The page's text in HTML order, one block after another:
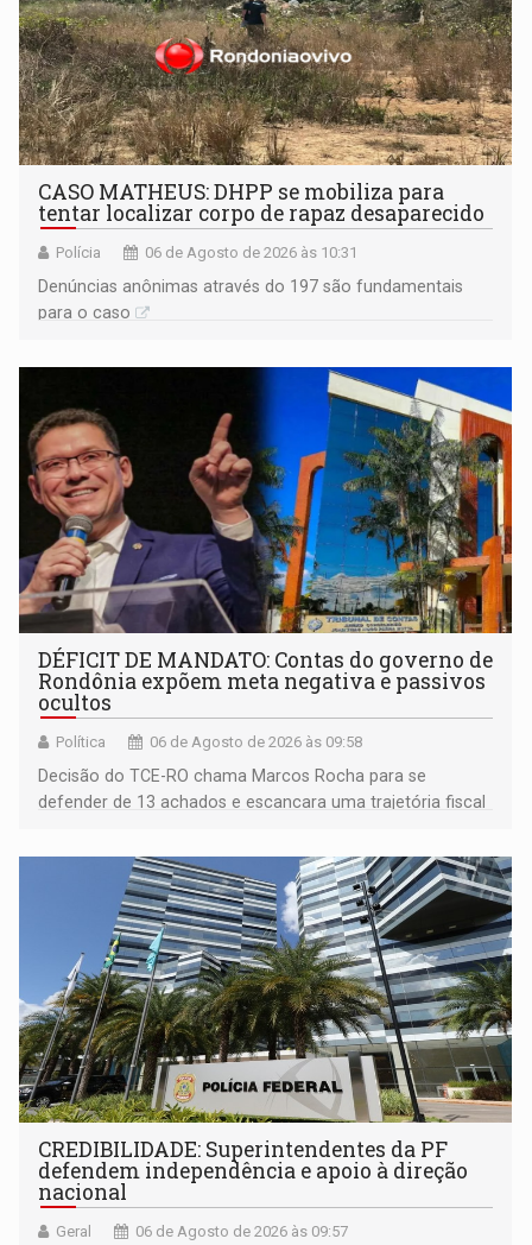
CASO MATHEUS: DHPP se mobiliza para
tentar localizar corpo de rapaz desaparecido
Polícia 06 de Agosto de 2026 às 10:31
Denúncias anônimas através do 197 são fundamentais
para o caso
DÉFICIT DE MANDATO: Contas do governo de
Rondônia expõem meta negativa e passivos
ocultos
Política 06 de Agosto de 2026 às 09:58
Decisão do TCE-RO chama Marcos Rocha para se
defender de 13 achados e escancara uma trajetória fiscal
mandato
CREDIBILIDADE: Superintendentes da PF
defendem independência e apoio à direção
nacional
Geral 06 de Agosto de 2026 às 09:57